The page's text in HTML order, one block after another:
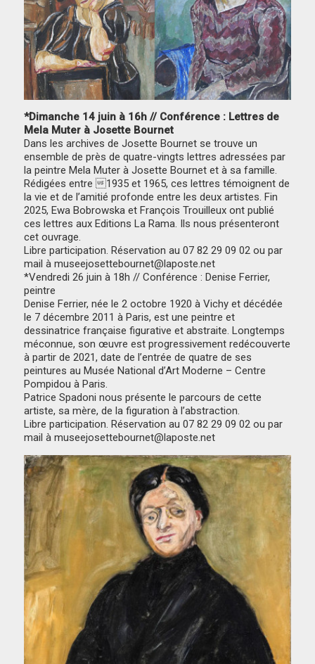
*Dimanche 14 juin à 16h // Conférence : Lettres de
Mela Muter à Josette Bournet
Dans les archives de Josette Bournet se trouve un
ensemble de près de quatre-vingts lettres adressées par
la peintre Mela Muter à Josette Bournet et à sa famille.
Rédigées entre 1935 et 1965, ces lettres témoignent de
la vie et de l’amitié profonde entre les deux artistes. Fin
2025, Ewa Bobrowska et François Trouilleux ont publié
ces lettres aux Editions La Rama. Ils nous présenteront
cet ouvrage.
Libre participation. Réservation au 07 82 29 09 02 ou par
mail à museejosettebournet@laposte.net
*Vendredi 26 juin à 18h // Conférence : Denise Ferrier,
peintre
Denise Ferrier, née le 2 octobre 1920 à Vichy et décédée
le 7 décembre 2011 à Paris, est une peintre et
dessinatrice française figurative et abstraite. Longtemps
méconnue, son œuvre est progressivement redécouverte
à partir de 2021, date de l’entrée de quatre de ses
peintures au Musée National d’Art Moderne – Centre
Pompidou à Paris.
Patrice Spadoni nous présente le parcours de cette
artiste, sa mère, de la figuration à l’abstraction.
Libre participation. Réservation au 07 82 29 09 02 ou par
mail à museejosettebournet@laposte.net